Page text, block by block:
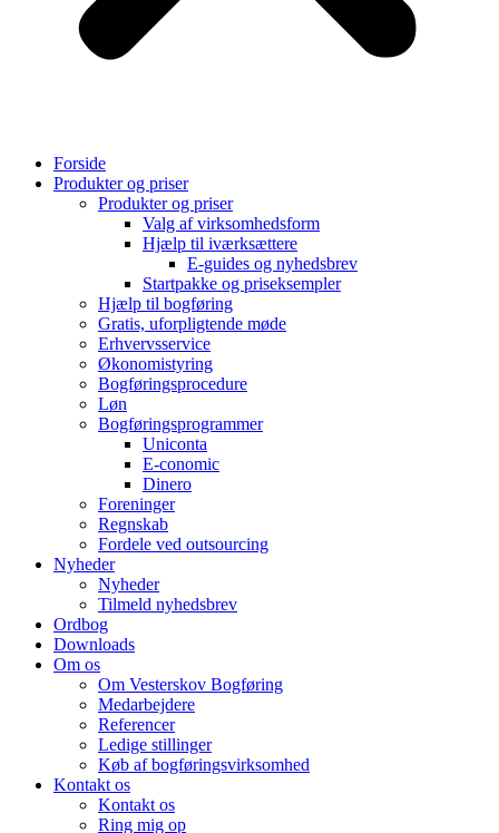
Forside
Produkter og priser
Produkter og priser
Valg af virksomhedsform
Hjælp til iværksættere
E-guides og nyhedsbrev
Startpakke og priseksempler
Hjælp til bogføring
Gratis, uforpligtende møde
Erhvervsservice
Økonomistyring
Bogføringsprocedure
Løn
Bogføringsprogrammer
Uniconta
E-conomic
Dinero
Foreninger
Regnskab
Fordele ved outsourcing
Nyheder
Nyheder
Tilmeld nyhedsbrev
Ordbog
Downloads
Om os
Om Vesterskov Bogføring
Medarbejdere
Referencer
Ledige stillinger
Køb af bogføringsvirksomhed
Kontakt os
Kontakt os
Ring mig op